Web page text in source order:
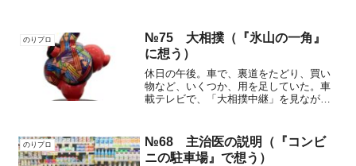
のりプロ
№75 大相撲（『氷山の一角』
に想う）
休日の午後。車で、裏道をたどり、買い
物など、いくつか、用を足していた。車
載テレビで、「大相撲中継」を見なが
記憶がよみがえった。私の祖父、長女に
とっての曾（ひい）おじいち...
のりプロ
№68 主治医の説明（『コンビ
ニの駐車場』で想う）